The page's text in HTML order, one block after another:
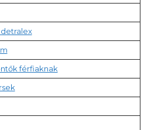
férfiaknak